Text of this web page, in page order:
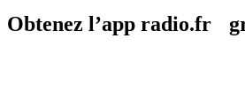
Obtenez l’app radio.fr